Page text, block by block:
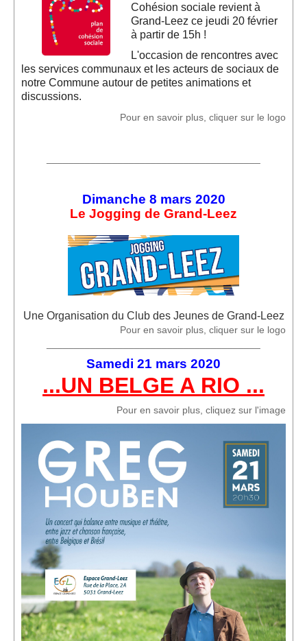
Autres évènements
Vue d'ensemble des évènements (Suite)
Comment nous rejoindre !
Location de Salle à l'Espace Grand-Leez
Description de la location
Salle du 2d étage (Photos)
Reportages photographiques
Reportages vidéos
Vidéos récentes
Vidéos archives
Sponsors
Inscrivez-vous à notre Lettre d'information
Cohésion sociale revient à
Grand-Leez ce jeudi 20 février
à partir de 15h !
L'occasion de rencontres avec
les services communaux et les acteurs de sociaux de
notre Commune autour de petites animations et
discussions.
Pour en savoir plus, cliquer sur le logo
Dimanche 8 mars 2020
Le Jogging de Grand-Leez
Une Organisation du Club des Jeunes de Grand-Leez
Pour en savoir plus, cliquer sur le logo
Samedi 21 mars 2020
...UN BELGE A RIO ...
Pour en savoir plus, cliquez sur l'image